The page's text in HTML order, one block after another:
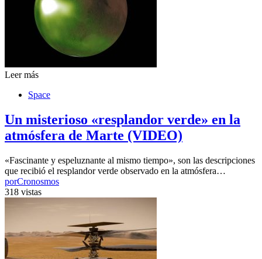
Leer más
Space
Un misterioso «resplandor verde» en la
atmósfera de Marte (VIDEO)
«Fascinante y espeluznante al mismo tiempo», son las descripciones
que recibió el resplandor verde observado en la atmósfera…
porCronosmos
318 vistas